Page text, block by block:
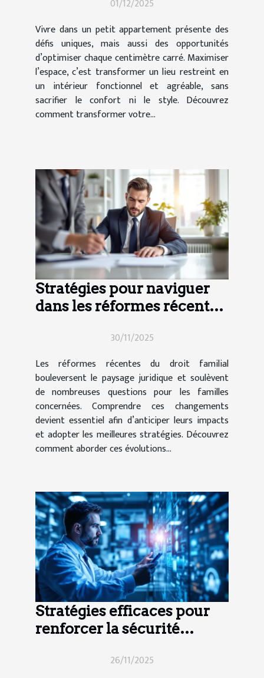
01/12/2025
Vivre dans un petit appartement présente des
défis uniques, mais aussi des opportunités
d’optimiser chaque centimètre carré. Maximiser
l’espace, c’est transformer un lieu restreint en
un intérieur fonctionnel et agréable, sans
sacrifier le confort ni le style. Découvrez
comment transformer votre...
Stratégies pour naviguer
dans les réformes récentes
30/11/2025
Les réformes récentes du droit familial
bouleversent le paysage juridique et soulèvent
de nombreuses questions pour les familles
concernées. Comprendre ces changements
devient essentiel afin d’anticiper leurs impacts
et adopter les meilleures stratégies. Découvrez
comment aborder ces évolutions...
Stratégies efficaces pour
renforcer la sécurité
26/11/2025